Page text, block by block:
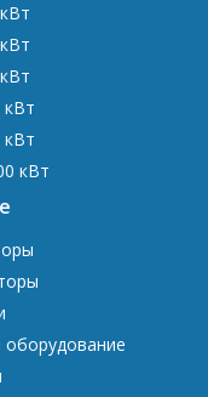
кВт
кВт
кВт